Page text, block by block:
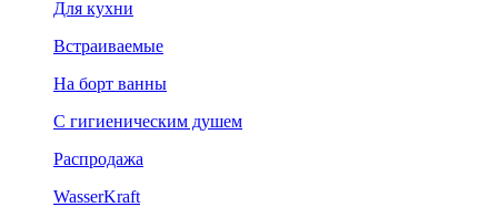
Для кухни
Встраиваемые
На борт ванны
C гигиеническим душем
Распродажа
WasserKraft